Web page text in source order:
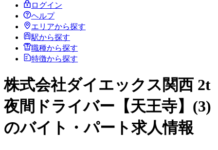
ログイン
ヘルプ
エリアから探す
駅から探す
職種から探す
特徴から探す
株式会社ダイエックス関西 2t
夜間ドライバー【天王寺】(3)
のバイト・パート求人情報